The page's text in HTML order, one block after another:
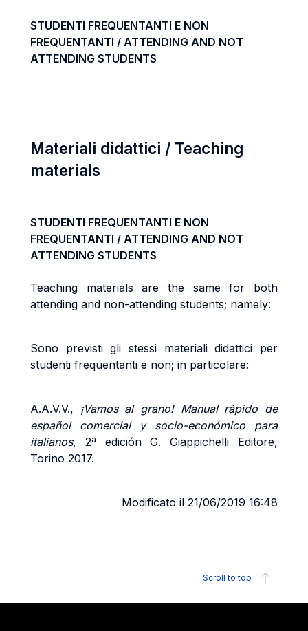
STUDENTI FREQUENTANTI E NON
FREQUENTANTI / ATTENDING AND NOT
ATTENDING STUDENTS
Materiali didattici / Teaching
materials
STUDENTI FREQUENTANTI E NON
FREQUENTANTI / ATTENDING AND NOT
ATTENDING STUDENTS
Teaching materials are the same for both
attending and non-attending students; namely:
Sono previsti gli stessi materiali didattici per
studenti frequentanti e non; in particolare:
A.A.V.V., ¡Vamos al grano! Manual rápido de
español comercial y socio-económico para
italianos, 2ª edición G. Giappichelli Editore,
Torino 2017.
Modificato il 21/06/2019 16:48
Scroll to top